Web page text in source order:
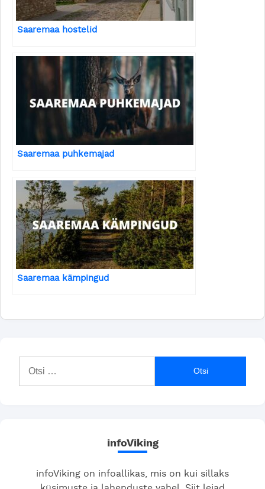
Saaremaa hostelid
Saaremaa puhkemajad
Saaremaa kämpingud
infoViking
infoViking on infoallikas, mis on kui sillaks